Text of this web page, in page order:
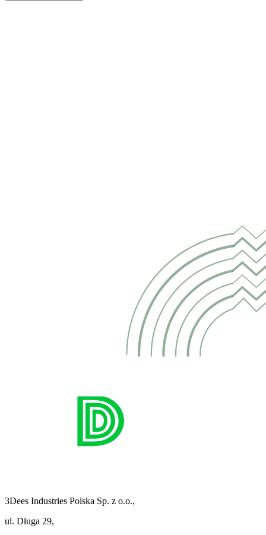
3Dees Industries Polska Sp. z o.o.,
ul. Długa 29,